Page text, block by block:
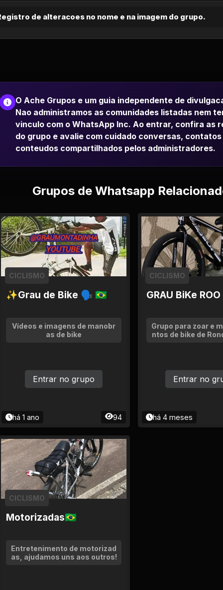
de alteracoes no nome e na imagem do grupo.
O Ache Grupos e um guia independente de
Nao administramos as comunidades listadas nem
vinculo com o WhatsApp Inc. Ao entrar, confira as
do grupo e avalie com cuidado conversas, contatos
conteudos compartilhados pelos administradores.
Grupos de Whatsapp
✨Grau de Bike 🗣 🇧🇷
CICLISMO
Vídeos e imagens de manobr
as de bike
há 1 ano 94
Entrar no grupo
GRAU BiKe ROO
CICLISMO
Grupo para zoar e
ntos de bike de
há 4 meses
Entrar no
Motorizadas🇧🇷
CICLISMO
Entretenimento de motorizad
as, ajudamos uns aos outros!